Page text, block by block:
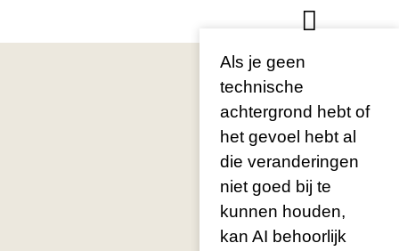
Als je geen
technische
achtergrond hebt of
het gevoel hebt al
die veranderingen
niet goed bij te
kunnen houden,
kan AI behoorlijk